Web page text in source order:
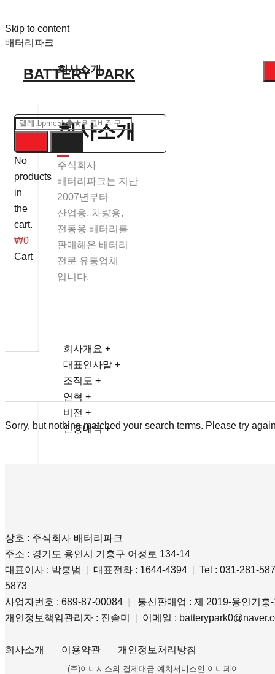
Skip to content
배터리파크
BATTERY PARK
회사소개
회사소개
주식회사
배터리파크는 지난
2007년부터
산업용, 차량용,
전동용 배터리를
판매해온 배터리
전문 유통업체
입니다.
회사개요 +
대표인사말 +
조직도 +
연혁 +
비전 +
인증내역 +
No
products
in
the
cart.
₩0
Cart
Sorry, but nothing matched your search terms. Please try
상호 : 주식회사 배터리파크
주소 : 경기도 용인시 기흥구 어정로 134-14
대표이사 : 박홍범
대표전화 : 1644-4394 Tel : 031-281-
5873
사업자번호 : 689-87-00084
통신판매업 : 제 2019-용인기흥
개인정보책임관리자 : 진솔미
이메일 :
회사소개 이용약관 개인정보처리방침
(주)이니시스의 결제대금 예치서비스인 이니페이